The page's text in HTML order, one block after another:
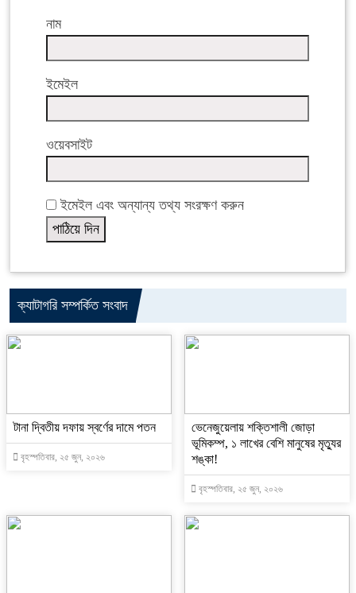
নাম
ইমেইল
ওয়েবসাইট
ইমেইল এবং অন্যান্য তথ্য সংরক্ষণ করুন
ক্যাটাগরি সম্পর্কিত সংবাদ
টানা দ্বিতীয় দফায় স্বর্ণের দামে পতন
বৃহস্পতিবার, ২৫ জুন, ২০২৬
ভেনেজুয়েলায় শক্তিশালী জোড়া
ভূমিকম্প, ১ লাখের বেশি মানুষের মৃত্যুর
শঙ্কা!
বৃহস্পতিবার, ২৫ জুন, ২০২৬